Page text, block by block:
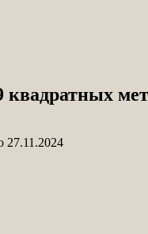
квадратных
27.11.2024